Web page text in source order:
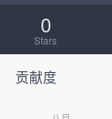
0
Stars
贡献度